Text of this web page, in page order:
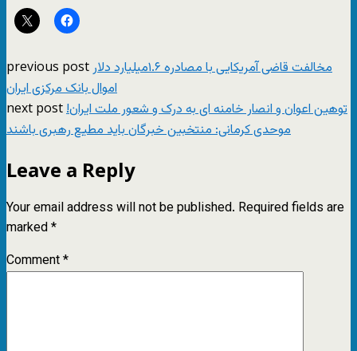
previous post مخالفت قاضی آمريکايی با مصادره ۱.۶ميليارد دلار
اموال بانک مرکزی ايران
next postتوهین اعوان و انصار خامنه ای به درک و شعور ملت ایران!
موحدی کرمانی: منتخبین خبرگان باید مطیع رهبری باشند
Leave a Reply
Your email address will not be published. Required fields are
marked*
Comment*